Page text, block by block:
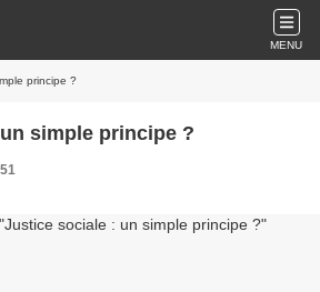
MENU
principe ?
simple principe ?